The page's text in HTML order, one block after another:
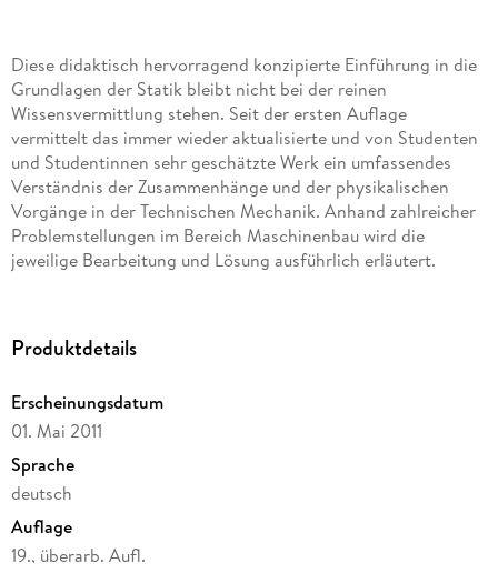
Diese didaktisch hervorragend konzipierte Einführung in die
Grundlagen der Statik bleibt nicht bei der reinen
Wissensvermittlung stehen. Seit der ersten Auflage
vermittelt das immer wieder aktualisierte und von Studenten
und Studentinnen sehr geschätzte Werk ein umfassendes
Verständnis der Zusammenhänge und der physikalischen
Vorgänge in der Technischen Mechanik. Anhand zahlreicher
Problemstellungen im Bereich Maschinenbau wird die
jeweilige Bearbeitung und Lösung ausführlich erläutert.
Bedeutung, da er über die "formelmäßige" Statik hinaus ein
kann. Die dazu erforderliche Übung erhält der Leser durch
das Bearbeiten und Lösen von Übungsaufgaben. Eine Vielzahl
solcher Aufgaben ist in diesem Buch enthalten und
ermöglicht dem Leser, seine Fertigkeiten im Bereich Statik
selbstständig zu schulen. Band 1 behandelt Kräfte, die sich im
Gleichgewicht befinden. Dazu werden anhand
unterschiedlicher Geometrien verschiedene
Produktdetails
Erscheinungsdatum
01. Mai 2011
Sprache
deutsch
Auflage
19., überarb. Aufl.